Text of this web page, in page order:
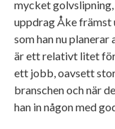
mycket golvslipning,
uppdrag Åke
som han nu
är ett relativt litet
ett jobb, oavsett
branschen och när
han in någon med